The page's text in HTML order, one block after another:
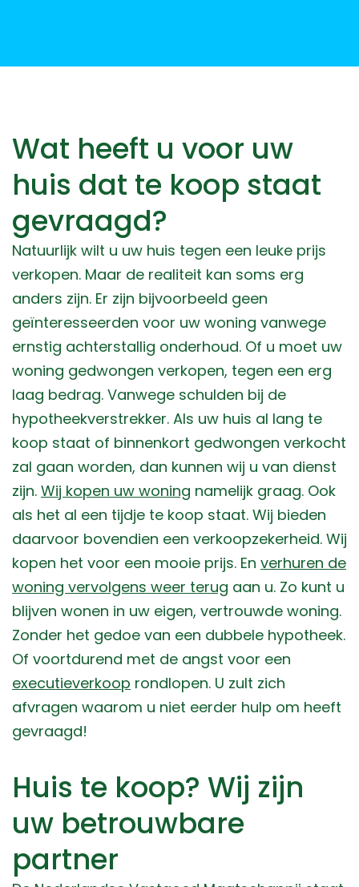
Wat heeft u voor uw
huis dat te koop staat
gevraagd?
Natuurlijk wilt u uw huis tegen een leuke prijs
verkopen. Maar de realiteit kan soms erg
anders zijn. Er zijn bijvoorbeeld geen
geïnteresseerden voor uw woning vanwege
ernstig achterstallig onderhoud. Of u moet uw
woning gedwongen verkopen, tegen een erg
laag bedrag. Vanwege schulden bij de
hypotheekverstrekker. Als uw huis al lang te
koop staat of binnenkort gedwongen verkocht
zal gaan worden, dan kunnen wij u van dienst
zijn. Wij kopen uw woning namelijk graag. Ook
als het al een tijdje te koop staat. Wij bieden
daarvoor bovendien een verkoopzekerheid. Wij
kopen het voor een mooie prijs. En verhuren de
woning vervolgens weer terug aan u. Zo kunt u
blijven wonen in uw eigen, vertrouwde woning.
Zonder het gedoe van een dubbele hypotheek.
Of voortdurend met de angst voor een
executieverkoop rondlopen. U zult zich
afvragen waarom u niet eerder hulp om heeft
gevraagd!
Huis te koop? Wij zijn
uw betrouwbare
partner